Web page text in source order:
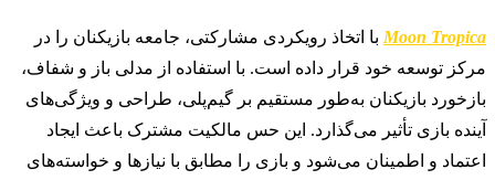
Moon Tropica با اتخاذ رویکردی مشارکتی، جامعه بازیکنان را در
مرکز توسعه خود قرار داده است. با استفاده از مدلی باز و شفاف،
بازخورد بازیکنان به‌طور مستقیم بر گیم‌پلی، طراحی و ویژگی‌های
آینده بازی تأثیر می‌گذارد. این حس مالکیت مشترک باعث ایجاد
اعتماد و اطمینان می‌شود و بازی را مطابق با نیازها و خواسته‌های